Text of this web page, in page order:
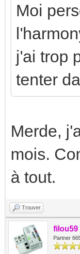
Moi
j'ai trop
tenter
Merde,
mois.
à tout.
Trouver
filou59
Partner